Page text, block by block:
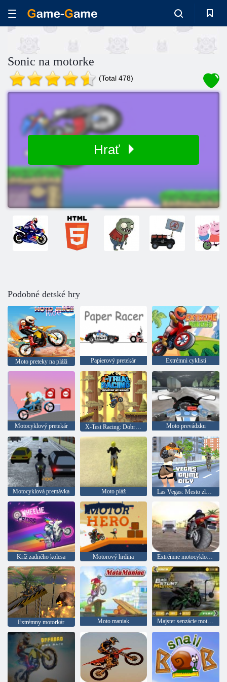
Sonic na motorke
(Total 478)
Hrať
Podobné detské hry
Moto preteky na pláži Papierový pretekár Extrémni cyklisti
Motocyklový pretekár X-Test Racing: Dobrodružstvo v horách Moto prevádzku
Motocyklová premávka Moto pláž Las Vegas: Mesto zločinov
Kríž zadného kolesa Motorový hrdina Extrémne motocyklové preteky
Extrémny motorkár Moto maniak Majster senzácie motocyklov